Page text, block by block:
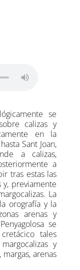
se
calizas y
en la
Sant Joan,
a calizas,
a
tras estas las
y, previamente
La
orografía y la
arenas y
se
tales
y
margas, arenas